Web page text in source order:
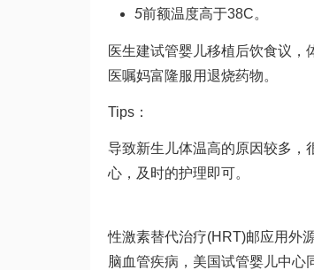
5前额温度高于38C。
医生建试管婴儿移植后饮食议，
医嘱妈富隆服用退烧药物。
Tips：
导致新生儿体温高的原因较多，
心，及时的护理即可。
性激素替代治疗(HRT)邮应用外
脑血管疾病，美国试管婴儿中心